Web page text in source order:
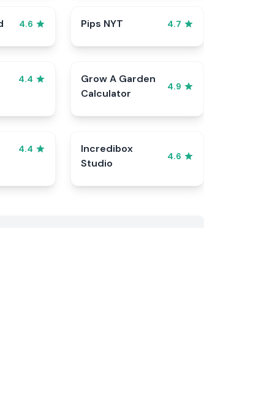
4.6 Pips NYT 4.7
4.4
Grow A Garden
Calculator
4.9
4.4
Incredibox
Studio
4.6